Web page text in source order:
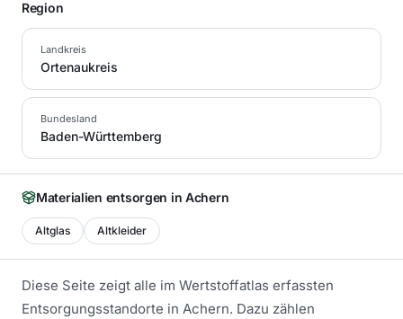
Region
Landkreis
Ortenaukreis
Bundesland
Baden-Württemberg
Materialien entsorgen inAchern
Altglas Altkleider
Diese Seite zeigt alle im Wertstoffatlas erfassten
Entsorgungsstandorte in Achern. Dazu zählen